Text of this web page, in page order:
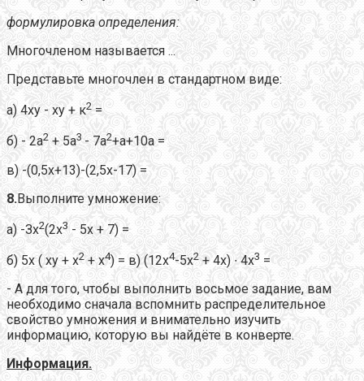
формулировка определения:
Многочленом называется ...
Представьте многочлен в стандартном виде:
а) 4ху - ху + к2 =
б) - 2а2 + 5а3 - 7а2+а+10а =
в) -(0,5х+13)-(2,5х-17) =
8.Выполните умножение:
а) -Зх2(2х3 - 5х + 7) =
б) 5х ( ху + х2 + х4) = в) (12х4-5х2 + 4х) ∙ 4х3 =
- А для того, чтобы выполнить восьмое задание, вам
необходимо сначала вспомнить распределительное
свойство умножения и внимательно изучить
информацию, которую вы найдёте в конверте.
Информация.